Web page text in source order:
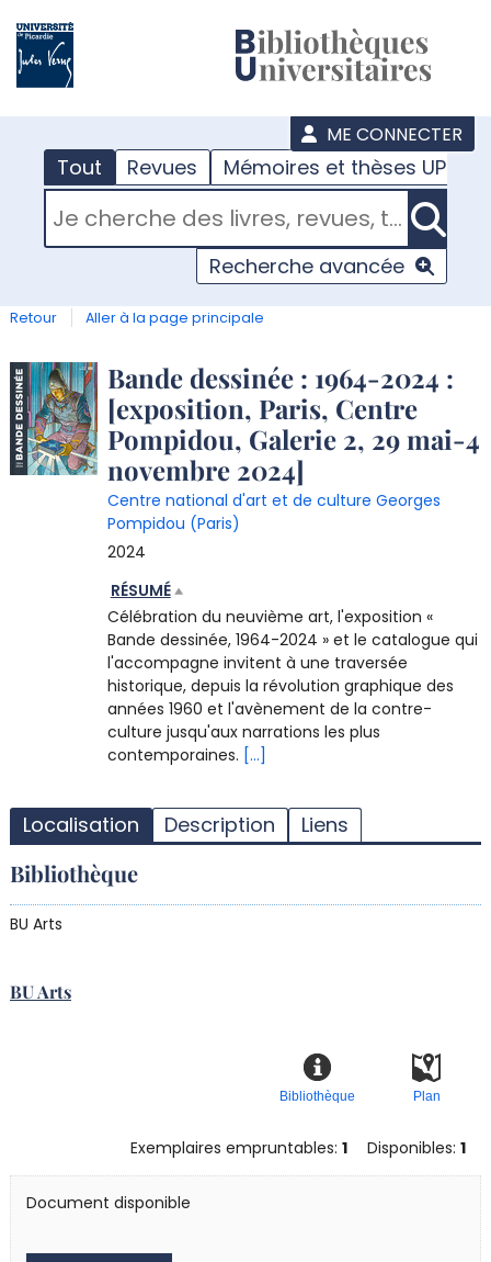
ME CONNECTER
Tout Revues Mémoires et thèses UPJV
RECHERCHER DANS "TOUT"
Recherche avancée
Retour Aller à la page principale
Détail
document
Bande dessinée : 1964-2024 :
[exposition, Paris, Centre
Pompidou, Galerie 2, 29 mai-4
novembre 2024]
Centre national d'art et de culture Georges
Pompidou (Paris)
2024
RÉSUMÉ
Célébration du neuvième art, l'exposition «
Bande dessinée, 1964-2024 » et le catalogue qui
l'accompagne invitent à une traversée
historique, depuis la révolution graphique des
années 1960 et l'avènement de la contre-
culture jusqu'aux narrations les plus
contemporaines. [...]
Localisation Description Liens
Bibliothèque
BU Arts
BU Arts
Plan
Bibliothèque
Exemplaires empruntables:1 Disponibles:1
Document disponible